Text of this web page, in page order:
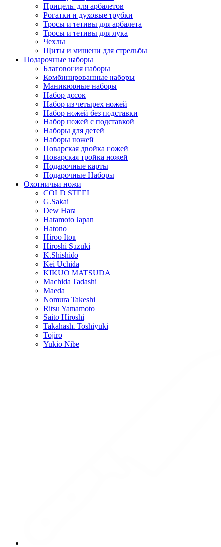
Прицелы для арбалетов
Рогатки и духовые трубки
Тросы и тетивы для арбалета
Тросы и тетивы для лука
Чехлы
Щиты и мишени для стрельбы
Подарочные наборы
Благовония наборы
Комбинированные наборы
Маникюрные наборы
Набор досок
Набор из четырех ножей
Набор ножей без подставки
Набор ножей с подставкой
Наборы для детей
Наборы ножей
Поварская двойка ножей
Поварская тройка ножей
Подарочные карты
Подарочные Наборы
Охотничьи ножи
COLD STEEL
G.Sakai
Dew Hara
Hatamoto Japan
Hatono
Hiroo Itou
Hiroshi Suzuki
K.Shishido
Kei Uchida
KIKUO MATSUDA
Machida Tadashi
Maeda
Nomura Takeshi
Ritsu Yamamoto
Saito Hiroshi
Takahashi Toshiyuki
Tojiro
Yukio Nibe